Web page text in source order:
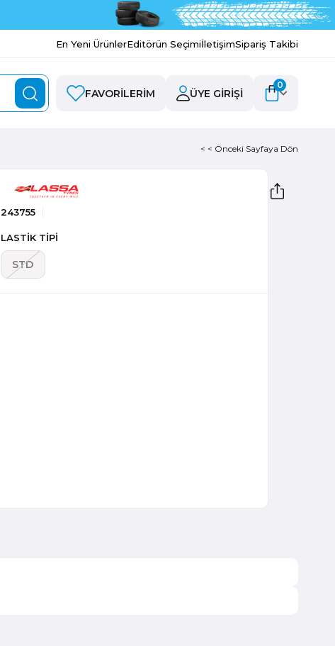
En Yeni ÜrünlerEditörün SeçimiİletişimSipariş Takibi
FAVORILERIM ÜYE GIRIŞI
0
< < Önceki Sayfaya Dön
243755
LASTİK TİPİ
STD